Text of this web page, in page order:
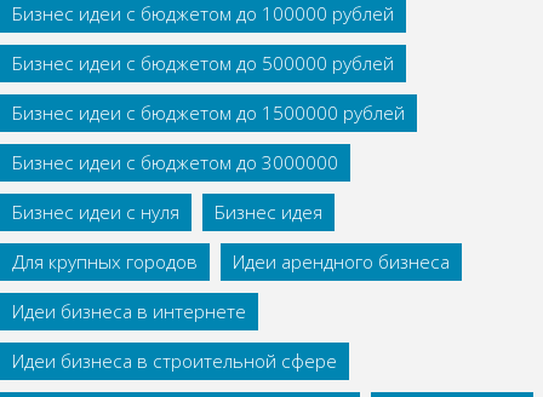
Бизнес идеи с бюджетом до 100000 рублей
Бизнес идеи с бюджетом до 500000 рублей
Бизнес идеи с бюджетом до 1500000 рублей
Бизнес идеи с бюджетом до 3000000
Бизнес идеи с нуля
Бизнес идея
Для крупных городов
Идеи арендного бизнеса
Идеи бизнеса в интернете
Идеи бизнеса в строительной сфере